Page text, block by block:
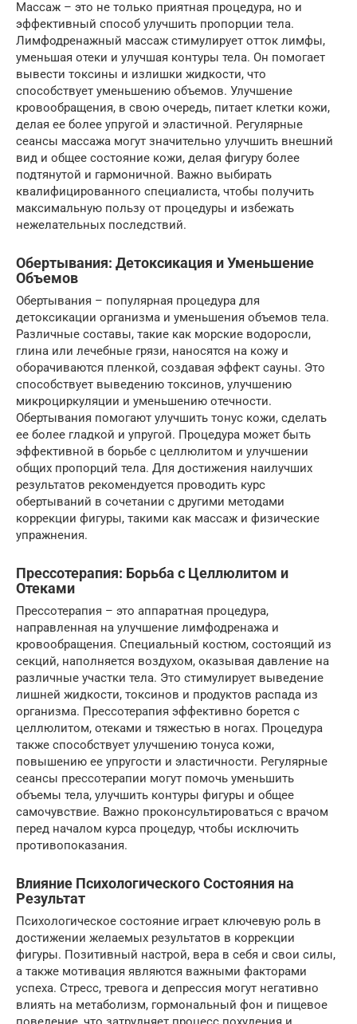
Массаж – это не только приятная процедура, но и
эффективный способ улучшить пропорции тела.
Лимфодренажный массаж стимулирует отток лимфы,
уменьшая отеки и улучшая контуры тела. Он помогает
вывести токсины и излишки жидкости, что
способствует уменьшению объемов. Улучшение
кровообращения, в свою очередь, питает клетки кожи,
делая ее более упругой и эластичной. Регулярные
сеансы массажа могут значительно улучшить внешний
вид и общее состояние кожи, делая фигуру более
подтянутой и гармоничной. Важно выбирать
квалифицированного специалиста, чтобы получить
максимальную пользу от процедуры и избежать
нежелательных последствий.
Обертывания: Детоксикация и Уменьшение
Объемов
Обертывания – популярная процедура для
детоксикации организма и уменьшения объемов тела.
Различные составы, такие как морские водоросли,
глина или лечебные грязи, наносятся на кожу и
оборачиваются пленкой, создавая эффект сауны. Это
способствует выведению токсинов, улучшению
микроциркуляции и уменьшению отечности.
Обертывания помогают улучшить тонус кожи, сделать
ее более гладкой и упругой. Процедура может быть
эффективной в борьбе с целлюлитом и улучшении
общих пропорций тела. Для достижения наилучших
результатов рекомендуется проводить курс
обертываний в сочетании с другими методами
коррекции фигуры, такими как массаж и физические
упражнения.
Прессотерапия: Борьба с Целлюлитом и
Отеками
Прессотерапия – это аппаратная процедура,
направленная на улучшение лимфодренажа и
кровообращения. Специальный костюм, состоящий из
секций, наполняется воздухом, оказывая давление на
различные участки тела. Это стимулирует выведение
лишней жидкости, токсинов и продуктов распада из
организма. Прессотерапия эффективно борется с
целлюлитом, отеками и тяжестью в ногах. Процедура
также способствует улучшению тонуса кожи,
повышению ее упругости и эластичности. Регулярные
сеансы прессотерапии могут помочь уменьшить
объемы тела, улучшить контуры фигуры и общее
самочувствие. Важно проконсультироваться с врачом
перед началом курса процедур, чтобы исключить
противопоказания.
Влияние Психологического Состояния на
Результат
Психологическое состояние играет ключевую роль в
достижении желаемых результатов в коррекции
фигуры. Позитивный настрой, вера в себя и свои силы,
а также мотивация являются важными факторами
успеха. Стресс, тревога и депрессия могут негативно
влиять на метаболизм, гормональный фон и пищевое